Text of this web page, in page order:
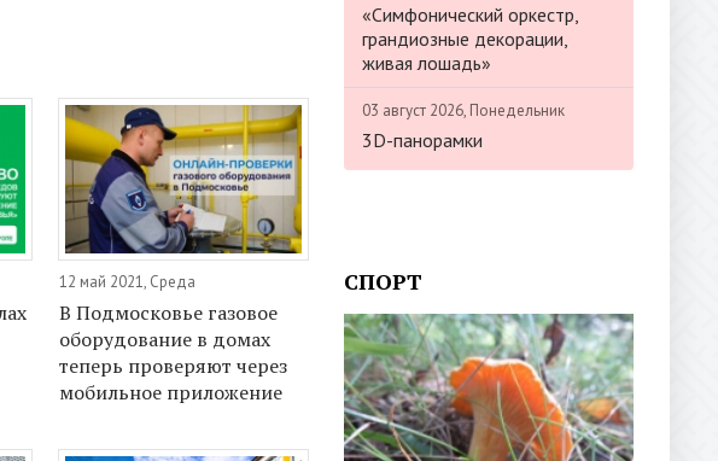
12 май 2021, Среда
В Подмосковье газовое
оборудование в домах
теперь проверяют через
мобильное приложение
«Симфонический оркестр,
грандиозные декорации,
живая лошадь»
03 август 2026, Понедельник
3D-панорамки
СПОРТ